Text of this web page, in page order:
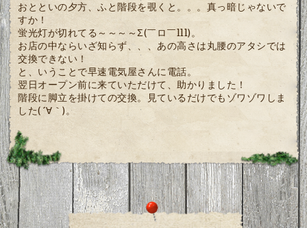
おとといの夕方、ふと階段を覗くと。。。真っ暗じゃないで
すか！
蛍光灯が切れてる～～～～Σ(￣ロ￣lll)。
お店の中ならいざ知らず、、、あの高さは丸腰のアタシでは
交換できない！
と、いうことで早速電気屋さんに電話。
翌日オープン前に来ていただけて、助かりました！
階段に脚立を掛けての交換。見ているだけでもゾワゾワしま
した(´∀｀)。